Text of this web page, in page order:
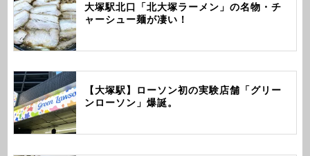
大塚駅北口「北大塚ラーメン」の名物・チ
ャーシュー麺が凄い！
【大塚駅】ローソン初の実験店舗「グリー
ンローソン」爆誕。